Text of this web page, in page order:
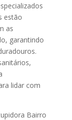
estão
as
garantindo
lidar com
Bairro